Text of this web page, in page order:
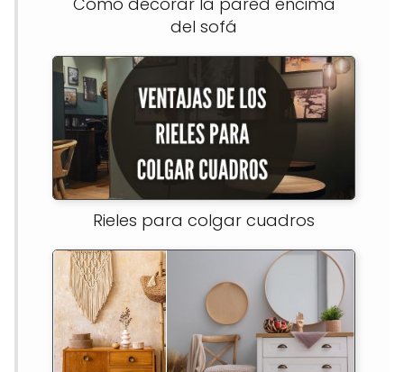
del sofá
Rieles para colgar cuadros